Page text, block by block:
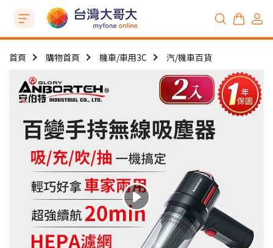
首頁 購物首頁 機車/車用3C 汽/機車百貨